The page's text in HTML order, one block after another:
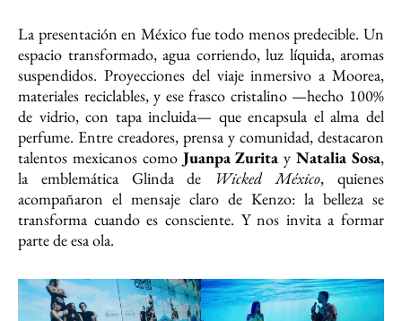
La presentación en México fue todo menos predecible. Un
espacio transformado, agua corriendo, luz líquida, aromas
suspendidos. Proyecciones del viaje inmersivo a Moorea,
materiales reciclables, y ese frasco cristalino —hecho 100%
de vidrio, con tapa incluida— que encapsula el alma del
perfume. Entre creadores, prensa y comunidad, destacaron
talentos mexicanos como Juanpa Zurita yNatalia Sosa,
la emblemática Glinda de
Wicked México, quienes
acompañaron el mensaje claro de Kenzo: la belleza se
transforma cuando es consciente. Y nos invita a formar
parte de esa ola.